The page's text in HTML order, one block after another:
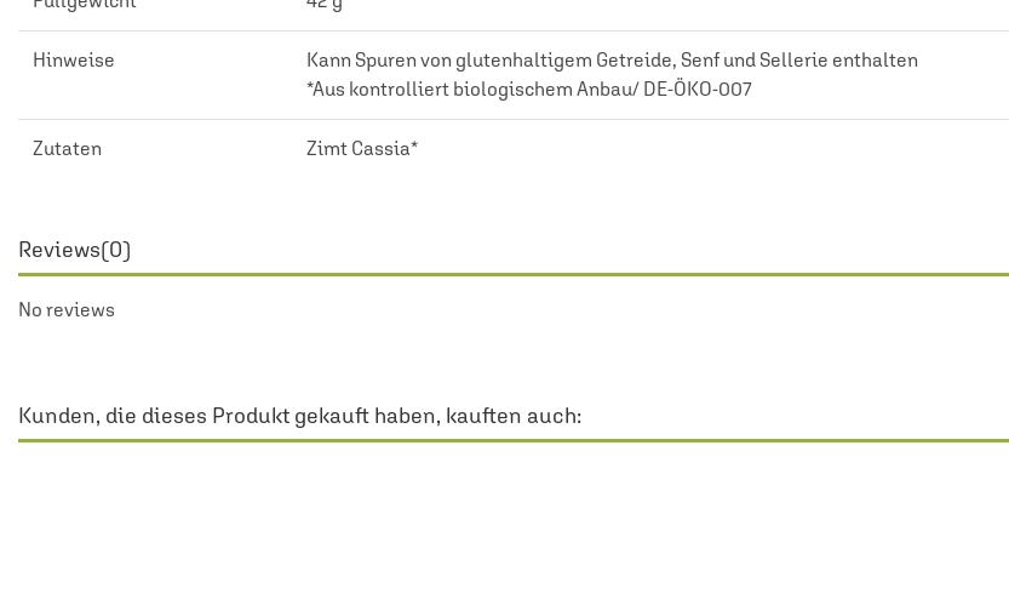
Hinweise
Kann Spuren von glutenhaltigem Getreide, Senf und Sellerie enthalten
*Aus kontrolliert biologischem Anbau/ DE-ÖKO-007
Zutaten Zimt Cassia*
Reviews(0)
No reviews
Kunden, die dieses Produkt gekauft haben, kauften auch: